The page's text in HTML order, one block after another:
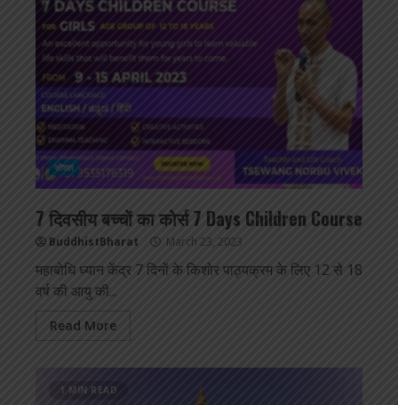
सोशल
7 दिवसीय बच्चों का कोर्स 7 Days Children Course
BuddhistBharat March 23, 2023
महाबोधि ध्यान केंद्र 7 दिनों के किशोर पाठ्यक्रम के लिए 12 से 18
वर्ष की आयु की...
Read More
1 MIN READ